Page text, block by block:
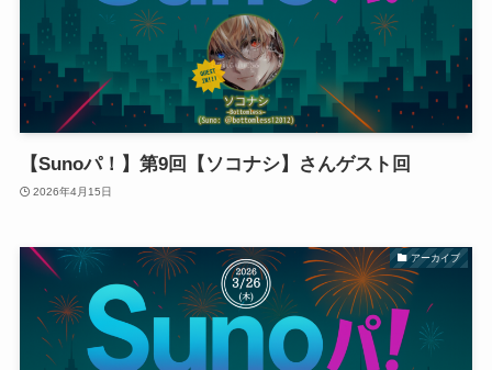
【Sunoパ！】第9回【ソコナシ】さんゲスト回
2026年4月15日
アーカイブ